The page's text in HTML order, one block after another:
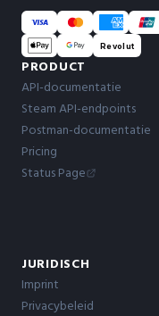
Revolut
PRODUCT
API-documentatie
Steam API-endpoints
Postman-documentatie
Pricing
Status Page
JURIDISCH
Imprint
Privacybeleid